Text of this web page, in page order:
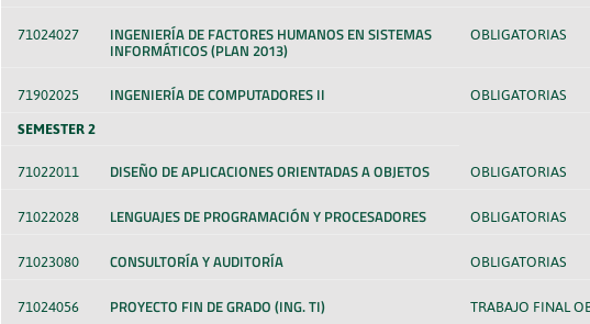
71024027 INGENIERÍA DE FACTORES HUMANOS EN SISTEMAS
INFORMÁTICOS (PLAN 2013)
OBLIGATORIAS
71902025 INGENIERÍA DE COMPUTADORES II OBLIGATORIAS
SEMESTER 2
71022011 DISEÑO DE APLICACIONES ORIENTADAS A OBJETOS OBLIGATORIAS
71022028 LENGUAJES DE PROGRAMACIÓN Y PROCESADORES OBLIGATORIAS
71023080 CONSULTORÍA Y AUDITORÍA OBLIGATORIAS
71024056 PROYECTO FIN DE GRADO (ING. TI) TRABAJO FINAL